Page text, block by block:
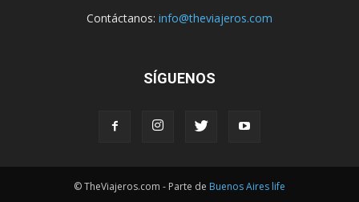
Contáctanos: info@theviajeros.com
SÍGUENOS
© TheViajeros.com - Parte de Buenos Aires life